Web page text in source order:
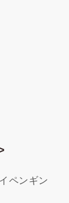
ペンギン